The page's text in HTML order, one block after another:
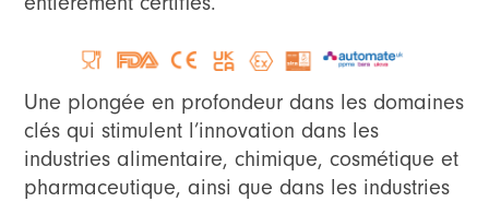
Une plongée en profondeur dans les domaines
clés qui stimulent l’innovation dans les
industries alimentaire, chimique, cosmétique et
pharmaceutique, ainsi que dans les industries